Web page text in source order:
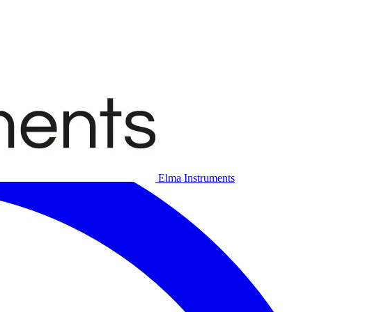
Elma Instruments